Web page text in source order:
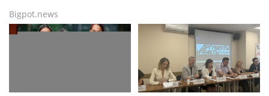
Bigpot.news